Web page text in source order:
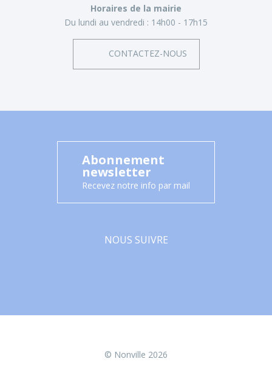
Horaires de la mairie
Du lundi au vendredi : 14h00 - 17h15
CONTACTEZ-NOUS
Abonnement
newsletter
Recevez notre info par mail
NOUS SUIVRE
© Nonville 2026